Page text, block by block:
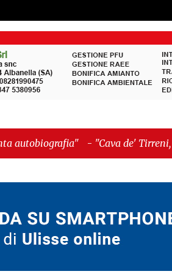
-"Cava de' Tirreni, le pietre